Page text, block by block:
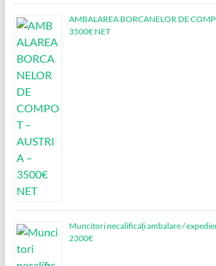
AMBALAREA BORCANELOR DE
3500€ NET
Muncitori necalificați ambalare /
2300€